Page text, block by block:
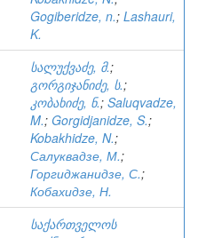
Gogiberidze, n.; Lashauri,
K.
სალუქვაძე, მ.;
გორგიჯანიძე, ს.;
კობახიძე, ნ.; Saluqvadze,
M.; Gorgidjanidze, S.;
Kobakhidze, N.;
Салуквадзе, М.;
Горгиджанидзе, С.;
Кобахидзе, Н.
საქართველოს